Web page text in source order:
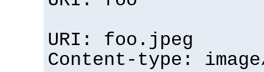
URI: foo.jpeg
Content-type: